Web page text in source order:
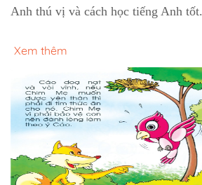
Anh thú vị và cách học tiếng Anh tốt.
Xem thêm